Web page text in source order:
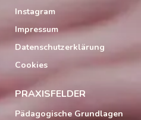
Instagram
Impressum
Datenschutzerklärung
Cookies
PRAXISFELDER
Pädagogische Grundlagen